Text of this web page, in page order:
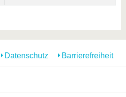
Datenschutz Barrierefreiheit